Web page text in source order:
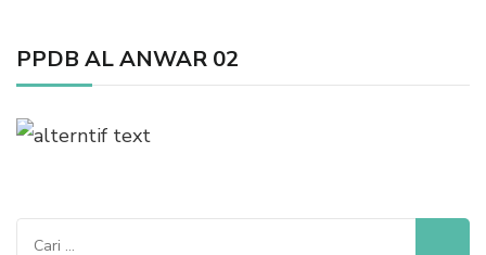
PPDB AL ANWAR 02
Cari